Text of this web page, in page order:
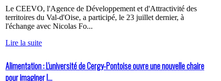
Le CEEVO, l'Agence de Développement et d'Attractivité des
territoires du Val-d'Oise, a participé, le 23 juillet dernier, à
l'échange avec Nicolas Fo...
Lire la suite
Alimentation : L'université de Cergy-Pontoise ouvre une nouvelle chaire
pour imaginer l...